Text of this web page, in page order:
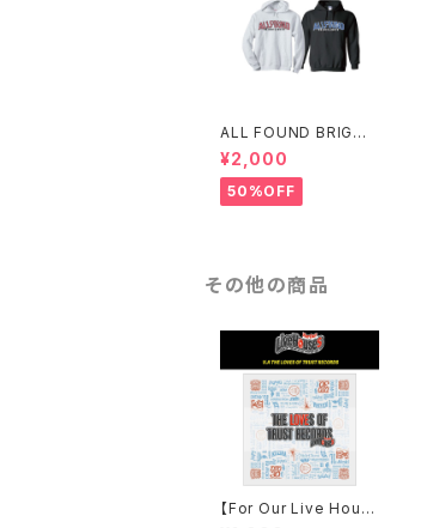
ALL FOUND BRIGHT
LIGTHS パーカー
¥2,000
50%OFF
その他の商品
【For Our Live Hous